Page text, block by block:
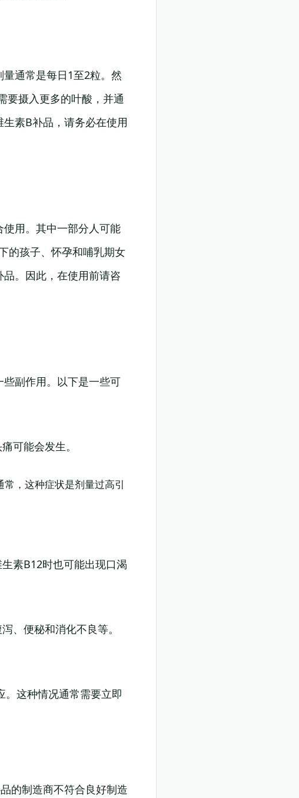
通常是每日1至2粒。然
要摄入更多的叶酸，并通
素B补品，请务必在使用
用。其中一部分人可能
的孩子、怀孕和哺乳期女
。因此，在使用前请咨
副作用。以下是一些可
可能会发生。
，这种症状是剂量过高引
素B12时也可能出现口渴
、便秘和消化不良等。
。这种情况通常需要立即
的制造商不符合良好制造